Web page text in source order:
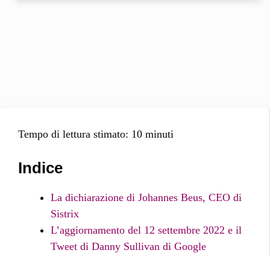
Tempo di lettura stimato: 10 minuti
Indice
La dichiarazione di Johannes Beus, CEO di
Sistrix
L’aggiornamento del 12 settembre 2022 e il
Tweet di Danny Sullivan di Google